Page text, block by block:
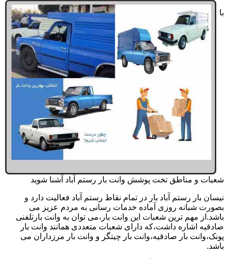
با
شعبات و مناطق تخت پوشش وانت بار رستم آباد آشنا شوید
نیسان بار رستم آباد بار در تمام نقاط رستم آباد فعالیت دارد و
بصورت شبانه روزی آماده خدمات رسانی به مردم عزیز می
باشد.از مهم ترین شعبات این وانت بار،می توان به وانت بارتلفنی
صادقیه اشاره داشت،که دارای شعبات متعددی همانند وانت بار
پونک،وانت بار صادقیه،وانت بار چیتگر و وانت بار مرزداران می
باشد.